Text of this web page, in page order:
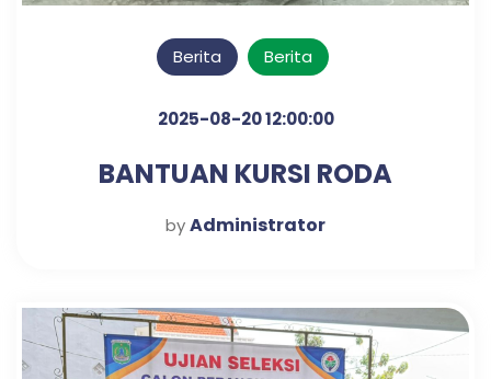
Berita Berita
2025-08-20 12:00:00
BANTUAN KURSI RODA
byAdministrator